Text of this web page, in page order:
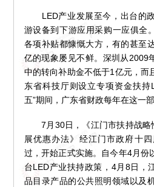
LED产业发展至今，出台的政
游设备到下游应用采购一应俱全
各项补贴都慷慨大方，有的甚至
亿的现象屡见不鲜。深圳从2009
中的转向补助金不低于1亿元，而
东省科技厅则设立专项资金扶持
五”期间，广东省财政每年在这一
7月30日，《江门市扶持战略
展优惠办法》经江门市政府十
过，开始正式实施。自今年4月份
台LED产业扶持政策，4月8日，
品目录产品的公共照明领域以及